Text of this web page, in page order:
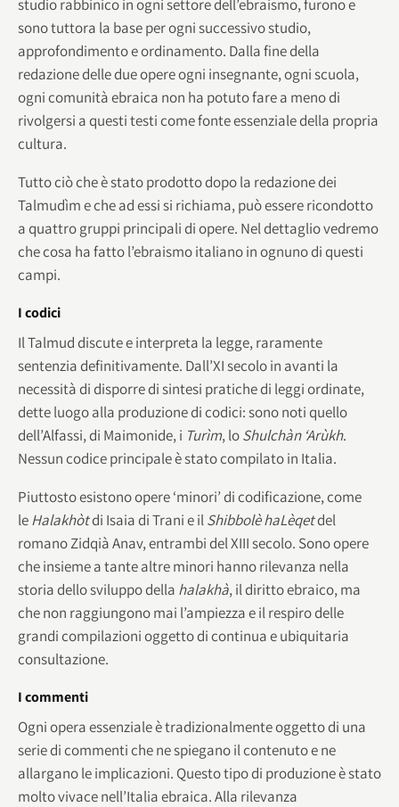
studio rabbinico in ogni settore dell’ebraismo, furono e
sono tuttora la base per ogni successivo studio,
approfondimento e ordinamento. Dalla fine della
redazione delle due opere ogni insegnante, ogni scuola,
ogni comunità ebraica non ha potuto fare a meno di
rivolgersi a questi testi come fonte essenziale della propria
cultura.
Tutto ciò che è stato prodotto dopo la redazione dei
Talmudìm e che ad essi si richiama, può essere ricondotto
a quattro gruppi principali di opere. Nel dettaglio vedremo
che cosa ha fatto l’ebraismo italiano in ognuno di questi
campi.
I codici
Il Talmud discute e interpreta la legge, raramente
sentenzia definitivamente. Dall’XI secolo in avanti la
necessità di disporre di sintesi pratiche di leggi ordinate,
dette luogo alla produzione di codici: sono noti quello
dell’Alfassi, di Maimonide, i Turìm, loShulchàn ‘Arùkh.
Nessun codice principale è stato compilato in Italia.
Piuttosto esistono opere ‘minori’ di codificazione, come
leHalakhòtdi Isaia di Trani e ilShibbolè haLèqetdel
romano Zidqià Anav, entrambi del XIII secolo. Sono opere
che insieme a tante altre minori hanno rilevanza nella
storia dello sviluppo della halakhà, il diritto ebraico, ma
che non raggiungono mai l’ampiezza e il respiro delle
grandi compilazioni oggetto di continua e ubiquitaria
consultazione.
I commenti
Ogni opera essenziale è tradizionalmente oggetto di una
serie di commenti che ne spiegano il contenuto e ne
allargano le implicazioni. Questo tipo di produzione è stato
molto vivace nell’Italia ebraica. Alla rilevanza